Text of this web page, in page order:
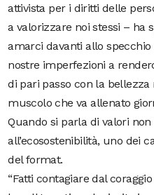
attivista per i diritti delle
a valorizzare noi stessi – ha
amarci davanti allo
nostre imperfezioni a
di pari passo con la
muscolo che va allenato
Quando si parla di valori
all’ecosostenibilità, uno dei
del format.
“Fatti contagiare dal